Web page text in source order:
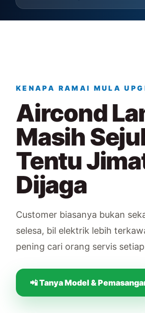
KENAPA RAMAI MULA
Aircond
Masih
Tentu
Dijaga
Customer biasanya bukan
selesa, bil elektrik lebih
pening cari orang servis
📲 Tanya Model &